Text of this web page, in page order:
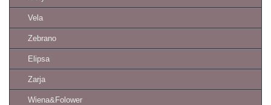
Vela
Zebrano
Elipsa
Zarja
Wiena&Folower